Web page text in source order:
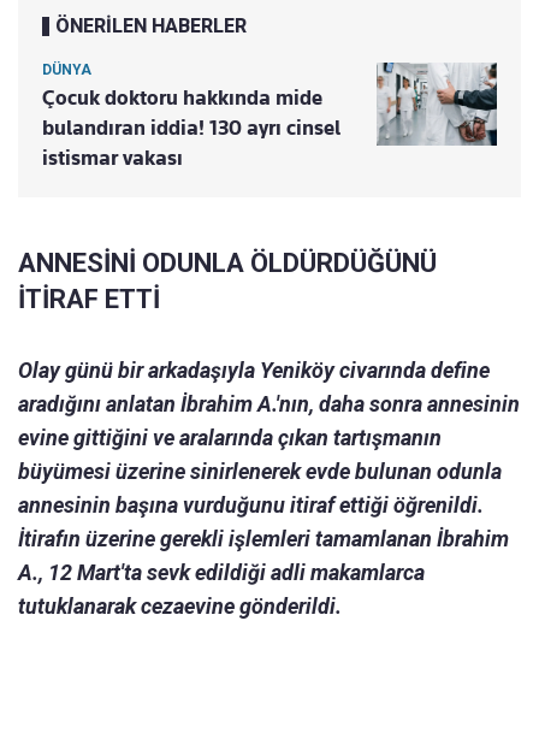
ÖNERİLEN HABERLER
DÜNYA
Çocuk doktoru hakkında mide
bulandıran iddia! 130 ayrı cinsel
istismar vakası
ANNESİNİ ODUNLA ÖLDÜRDÜĞÜNÜ
İTİRAF ETTİ
Olay günü bir arkadaşıyla Yeniköy civarında define
aradığını anlatan İbrahim A.'nın, daha sonra annesinin
evine gittiğini ve aralarında çıkan tartışmanın
büyümesi üzerine sinirlenerek evde bulunan odunla
annesinin başına vurduğunu itiraf ettiği öğrenildi.
İtirafın üzerine gerekli işlemleri tamamlanan İbrahim
A., 12 Mart'ta sevk edildiği adli makamlarca
tutuklanarak cezaevine gönderildi.